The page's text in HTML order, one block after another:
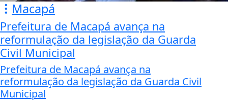
Macapá
Prefeitura de Macapá avança na
reformulação da legislação da Guarda
Civil Municipal
Prefeitura de Macapá avança na
reformulação da legislação da Guarda Civil
Municipal